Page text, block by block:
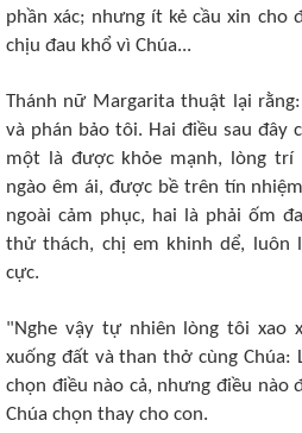
phần xác; nhưng ít kẻ cầu xin cho
chịu đau khổ vì Chúa...
Thánh nữ Margarita thuật lại
và phán bảo tôi. Hai điều sau đây
một là được khỏe mạnh, lòng
ngào êm ái, được bề trên tín
ngoài cảm phục, hai là phải ốm
thử thách, chị em khinh dể, luôn
cực.
"Nghe vậy tự nhiên lòng tôi xao
xuống đất và than thở cùng Chúa:
chọn điều nào cả, nhưng điều nào
Chúa chọn thay cho con.